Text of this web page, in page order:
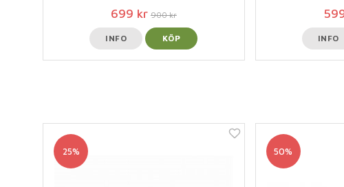
699 kr 900 kr
INFO KÖP INFO
25% 50%